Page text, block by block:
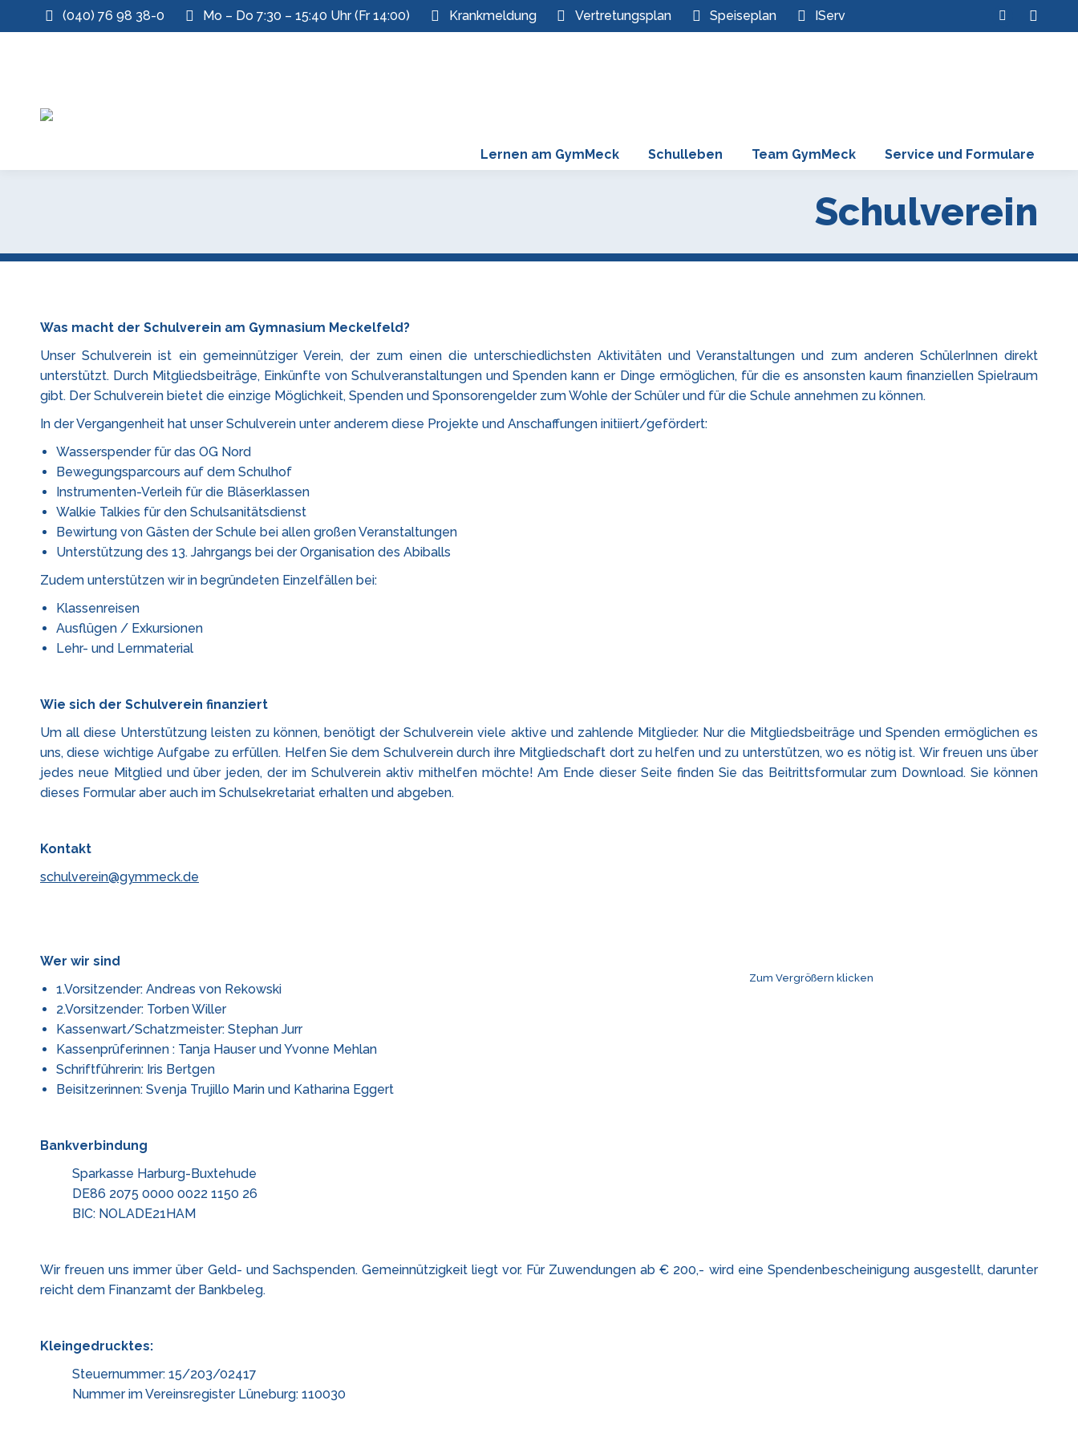
(040) 76 98 38-0 Mo – Do 7:30 – 15:40 Uhr (Fr 14:00) Krankmeldung Vertretungsplan Speiseplan IServ
Instagram
Search:
Lernen am GymMeck Schulleben Team GymMeck Service und Formulare
Schulverein
Was macht der Schulverein am Gymnasium Meckelfeld?
Unser Schulverein ist ein gemeinnütziger Verein, der zum einen die unterschiedlichsten Aktivitäten und Veranstaltungen und zum anderen SchülerInnen direkt
unterstützt. Durch Mitgliedsbeiträge, Einkünfte von Schulveranstaltungen und Spenden kann er Dinge ermöglichen, für die es ansonsten kaum finanziellen Spielraum
gibt. Der Schulverein bietet die einzige Möglichkeit, Spenden und Sponsorengelder zum Wohle der Schüler und für die Schule annehmen zu können.
In der Vergangenheit hat unser Schulverein unter anderem diese Projekte und Anschaffungen initiiert/gefördert:
Wasserspender für das OG Nord
Bewegungsparcours auf dem Schulhof
Instrumenten-Verleih für die Bläserklassen
Walkie Talkies für den Schulsanitätsdienst
Bewirtung von Gästen der Schule bei allen großen Veranstaltungen
Unterstützung des 13. Jahrgangs bei der Organisation des Abiballs
Zudem unterstützen wir in begründeten Einzelfällen bei:
Klassenreisen
Ausflügen / Exkursionen
Lehr- und Lernmaterial
Wie sich der Schulverein finanziert
Um all diese Unterstützung leisten zu können, benötigt der Schulverein viele aktive und zahlende Mitglieder. Nur die Mitgliedsbeiträge und Spenden ermöglichen es
uns, diese wichtige Aufgabe zu erfüllen. Helfen Sie dem Schulverein durch ihre Mitgliedschaft dort zu helfen und zu unterstützen, wo es nötig ist. Wir freuen uns über
jedes neue Mitglied und über jeden, der im Schulverein aktiv mithelfen möchte! Am Ende dieser Seite finden Sie das Beitrittsformular zum Download. Sie können
dieses Formular aber auch im Schulsekretariat erhalten und abgeben.
Kontakt
schulverein@gymmeck.de
Zum Vergrößern klicken
Wer wir sind
1.Vorsitzender: Andreas von Rekowski
2.Vorsitzender: Torben Willer
Kassenwart/Schatzmeister: Stephan Jurr
Kassenprüferinnen : Tanja Hauser und Yvonne Mehlan
Schriftführerin: Iris Bertgen
Beisitzerinnen: Svenja Trujillo Marin und Katharina Eggert
Bankverbindung
Sparkasse Harburg-Buxtehude
DE86 2075 0000 0022 1150 26
BIC: NOLADE21HAM
Wir freuen uns immer über Geld- und Sachspenden. Gemeinnützigkeit liegt vor. Für Zuwendungen ab € 200,- wird eine Spendenbescheinigung ausgestellt, darunter
reicht dem Finanzamt der Bankbeleg.
Kleingedrucktes:
Steuernummer: 15/203/02417
Nummer im Vereinsregister Lüneburg: 110030